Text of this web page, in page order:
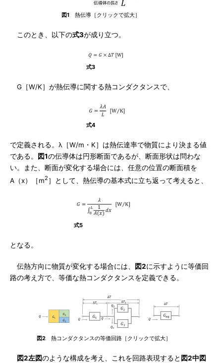
図1 熱伝導［クリックで拡大］
このとき、以下の式3が成り立つ。
式3
G［W/K］が熱伝導に関する熱コンダクタンスで、
式4
で定義される。λ［W/m・K］は熱伝達率で物質により決まる値
である。 図1の伝導体は円形断面であるが、断面形状は問わな
い。また、断面が変化する場合には、任意の位置の断面積を
A（x）［m2 ］として、熱伝導の基本式に立ち返って考えると、
式5
となる。
伝熱方向に物質が変化する場合には、 図2に示すように等価回
路の考え方で、等価な熱コンダクタンスを定義できる。
図2 熱コンダクタンスの等価回路［クリックで拡大］
図2左図のような構成を考え、これを回路表現すると 図2中図